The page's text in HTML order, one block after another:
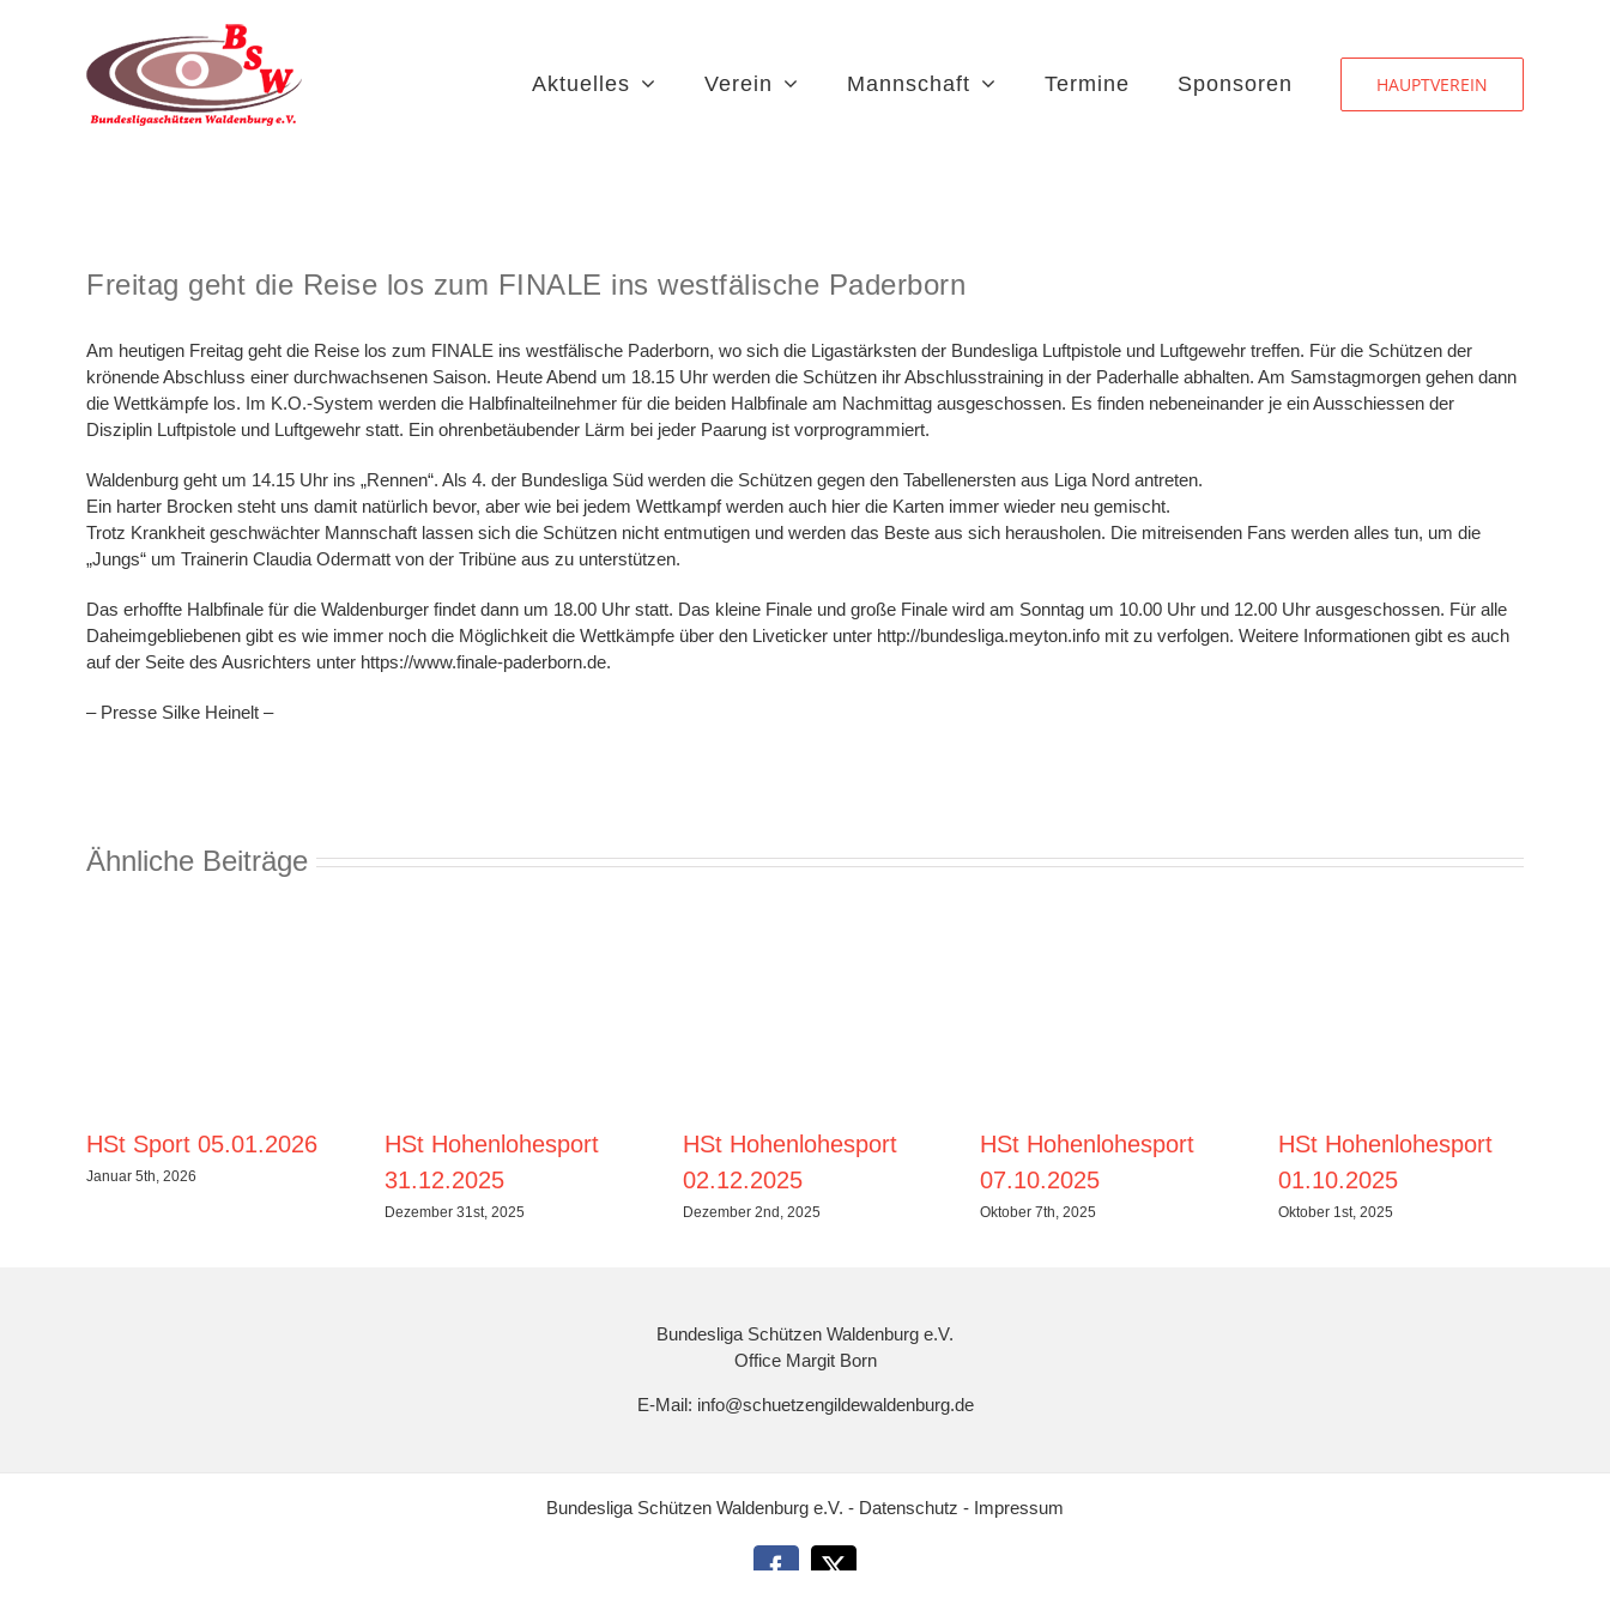
Aktuelles Verein Mannschaft Termine Sponsoren HAUPTVEREIN
Freitag geht die Reise los zum FINALE ins westfälische Paderborn
Am heutigen Freitag geht die Reise los zum FINALE ins westfälische Paderborn, wo sich die Ligastärksten der Bundesliga Luftpistole und Luftgewehr treffen. Für die Schützen der
krönende Abschluss einer durchwachsenen Saison. Heute Abend um 18.15 Uhr werden die Schützen ihr Abschlusstraining in der Paderhalle abhalten. Am Samstagmorgen gehen dann
die Wettkämpfe los. Im K.O.-System werden die Halbfinalteilnehmer für die beiden Halbfinale am Nachmittag ausgeschossen. Es finden nebeneinander je ein Ausschiessen der
Disziplin Luftpistole und Luftgewehr statt. Ein ohrenbetäubender Lärm bei jeder Paarung ist vorprogrammiert.
Waldenburg geht um 14.15 Uhr ins „Rennen“. Als 4. der Bundesliga Süd werden die Schützen gegen den Tabellenersten aus Liga Nord antreten.
Ein harter Brocken steht uns damit natürlich bevor, aber wie bei jedem Wettkampf werden auch hier die Karten immer wieder neu gemischt.
Trotz Krankheit geschwächter Mannschaft lassen sich die Schützen nicht entmutigen und werden das Beste aus sich herausholen. Die mitreisenden Fans werden alles tun, um die
„Jungs“ um Trainerin Claudia Odermatt von der Tribüne aus zu unterstützen.
Das erhoffte Halbfinale für die Waldenburger findet dann um 18.00 Uhr statt. Das kleine Finale und große Finale wird am Sonntag um 10.00 Uhr und 12.00 Uhr ausgeschossen. Für alle
Daheimgebliebenen gibt es wie immer noch die Möglichkeit die Wettkämpfe über den Liveticker unter http://bundesliga.meyton.info mit zu verfolgen. Weitere Informationen gibt es auch
auf der Seite des Ausrichters unter https://www.finale-paderborn.de.
– Presse Silke Heinelt –
Ähnliche Beiträge
HSt Sport 05.01.2026
Januar 5th, 2026
HSt Hohenlohesport
31.12.2025
Dezember 31st, 2025
HSt Hohenlohesport
02.12.2025
Dezember 2nd, 2025
HSt Hohenlohesport
07.10.2025
Oktober 7th, 2025
HSt Hohenlohesport
01.10.2025
Oktober 1st, 2025
Bundesliga Schützen Waldenburg e.V.
Office Margit Born
E-Mail: info@schuetzengildewaldenburg.de
Bundesliga Schützen Waldenburg e.V. - Datenschutz - Impressum
Facebook
X